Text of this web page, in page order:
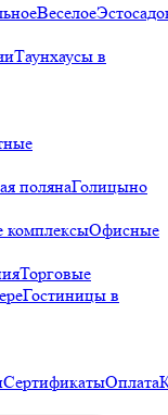
Веселое
Таунхаусы в
полянаГолицыно
комплексыОфисные
Торговые
Гостиницы в
СертификатыОплата